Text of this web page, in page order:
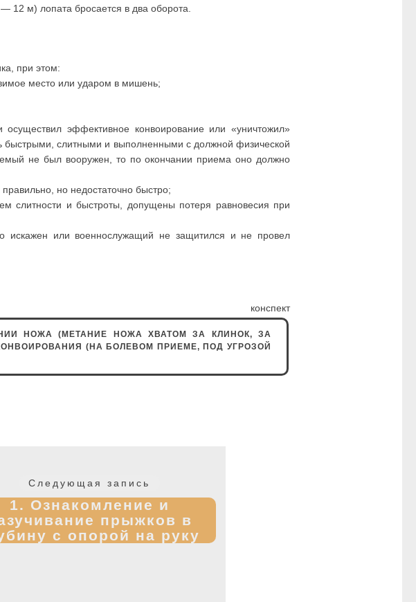
12 м) лопата бросается в два оборота.
при этом:
место или ударом в мишень;
эффективное конвоирование или «уничтожил»
быстрыми, слитными и выполненными с должной физической
не был вооружен, то по окончании приема оно должно
но недостаточно быстро;
слитности и быстроты, допущены потеря равновесия при
искажен или военнослужащий не защитился и не провел
конспект
НОЖА (МЕТАНИЕ НОЖА ХВАТОМ ЗА КЛИНОК, ЗА
(НА БОЛЕВОМ ПРИЕМЕ, ПОД УГРОЗОЙ
Следующая запись
запись:
1. Ознакомление и
прыжков в
с опорой на руку